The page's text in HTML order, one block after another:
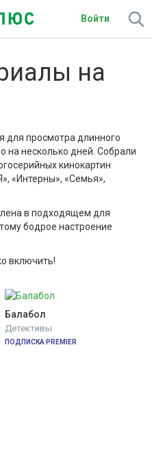
Войти
на
для просмотра длинного
на несколько дней. Собрали
кинокартин
«Интерны», «Семья»,
в подходящем для
бодрое настроение
включить!
Балабол
Детективы
ПОДПИСКА PREMIER